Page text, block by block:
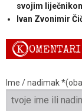
svojim
Ivan Zvonimir
KOMENTARI
Ime / nadimak